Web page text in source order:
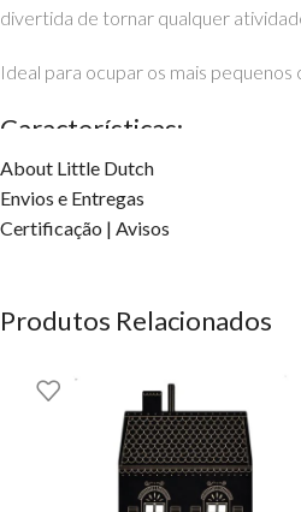
divertida de tornar qualquer
Ideal para ocupar os mais
Características:
Tamanho da folha: 10,2 x 0,2 cm
Perfeita para oferecer, levar em
About Little Dutch
Envios e Entregas
Certificação | Avisos
Produtos Relacionados